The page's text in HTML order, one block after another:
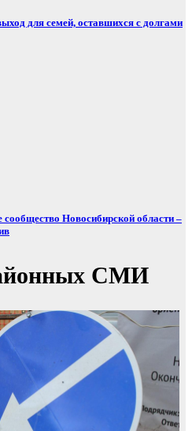
для семей, оставшихся с долгами
Новосибирской области –